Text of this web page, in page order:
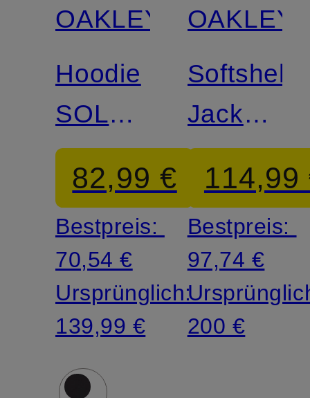
OAKLEY
Hoodie
SOLAR
RAIL
82,99 €
Bestpreis:
70,54 €
Ursprünglich:
139,99 €
OAKLEY
Softshell-
Jacke
BOWLS
ALPHA
114,99
Bestpreis:
97,74 €
200 €